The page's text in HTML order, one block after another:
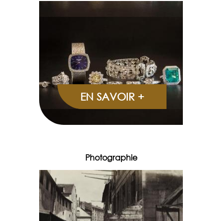
EN SAVOIR +
Photographie